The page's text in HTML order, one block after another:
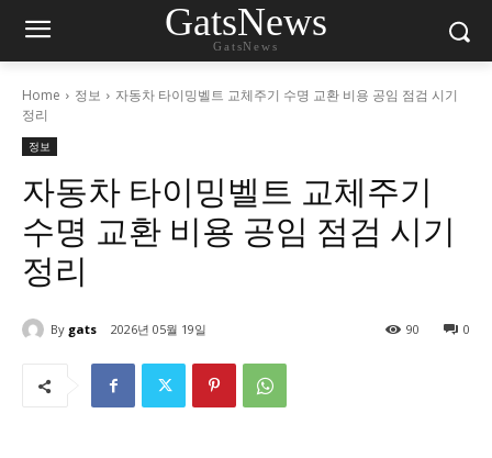
GatsNews
GatsNews
Home 정보
자동차 타이밍벨트 교체주기 수명 교환 비용 공임 점검 시기
정리
정보
자동차 타이밍벨트 교체주기
수명 교환 비용 공임 점검 시기
정리
By gats 2026년 05월 19일 0
90